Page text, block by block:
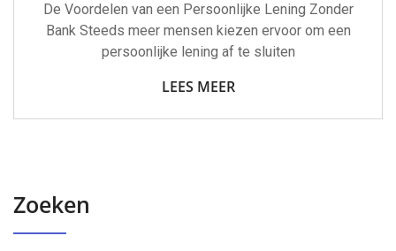
De Voordelen van een Persoonlijke Lening Zonder
Bank Steeds meer mensen kiezen ervoor om een
persoonlijke lening af te sluiten
LEES MEER
Zoeken